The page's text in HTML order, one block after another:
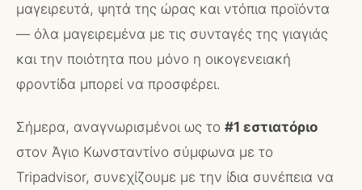
μαγειρευτά, ψητά της ώρας και ντόπια προϊόντα
— όλα μαγειρεμένα με τις συνταγές της γιαγιάς
και την ποιότητα που μόνο η οικογενειακή
φροντίδα μπορεί να προσφέρει.
Σήμερα, αναγνωρισμένοι ως το #1 εστιατόριο
στον Άγιο Κωνσταντίνο σύμφωνα με το
Tripadvisor, συνεχίζουμε με την ίδια συνέπεια να